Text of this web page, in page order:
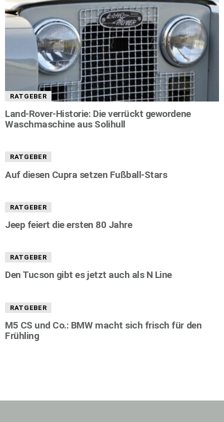
RATGEBER
Land-Rover-Historie: Die verrückt gewordene
Waschmaschine aus Solihull
RATGEBER
Auf diesen Cupra setzen Fußball-Stars
RATGEBER
Jeep feiert die ersten 80 Jahre
RATGEBER
Den Tucson gibt es jetzt auch als N Line
RATGEBER
M5 CS und Co.: BMW macht sich frisch für den
Frühling